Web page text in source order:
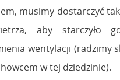
musimy dostarczyć
aby starczyło
wentylacji (radzimy
w tej dziedzinie).